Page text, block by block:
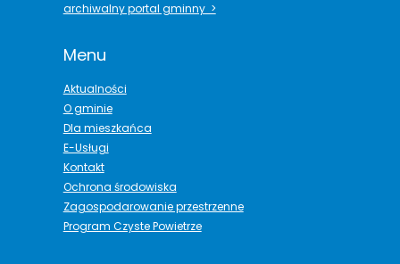
archiwalny portal gminny >
Menu
Aktualności
O gminie
Dla mieszkańca
E-Usługi
Kontakt
Ochrona środowiska
Zagospodarowanie przestrzenne
Program Czyste Powietrze